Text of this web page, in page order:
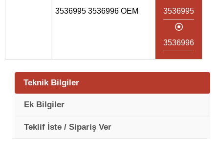
3536995 3536996 OEM
3536995
3536996
Teknik Bilgiler
Ek Bilgiler
Teklif İste / Sipariş Ver